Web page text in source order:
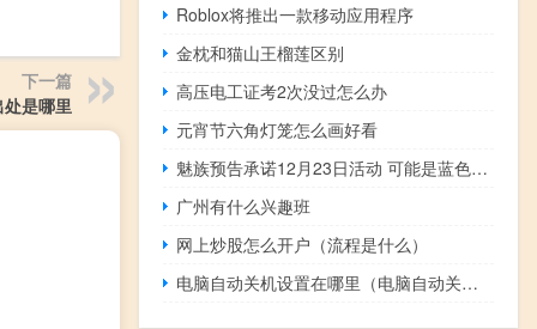
下一篇
处是哪里
Roblox将推出一款移动应用程序
金枕和猫山王榴莲区别
高压电工证考2次没过怎么办
元宵节六角灯笼怎么画好看
魅族预告承诺12月23日活动 可能是蓝色魅力
广州有什么兴趣班
网上炒股怎么开户（流程是什么）
电脑自动关机设置在哪里（电脑自动关机原因）